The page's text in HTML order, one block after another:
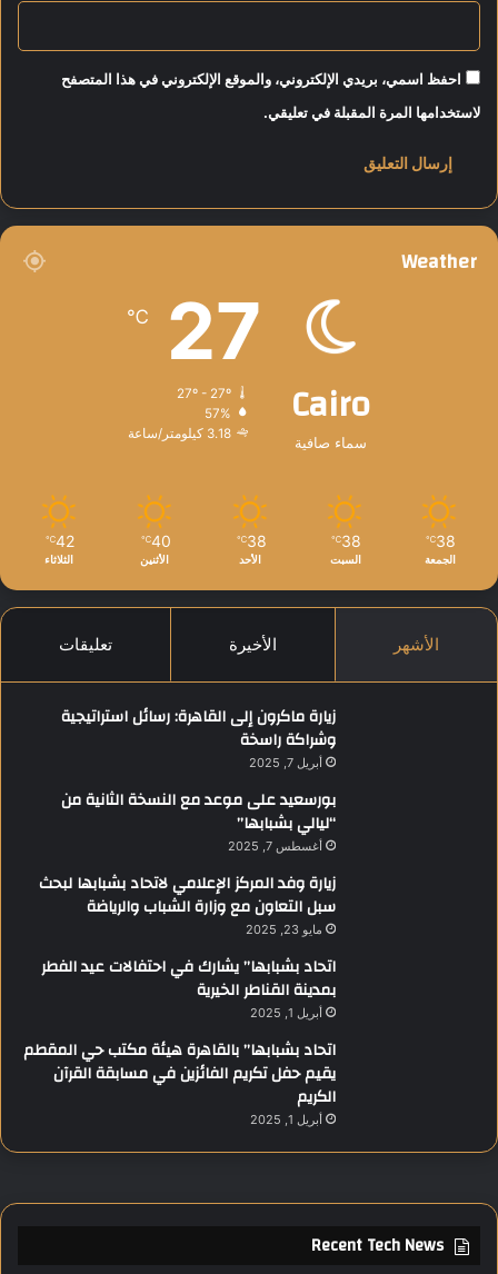
ر
ب
ة
ي
ل
ي
8
احفظ اسمي، بريدي الإلكتروني، والموقع الإلكتروني في هذا المتصفح
لاستخدامها المرة المقبلة في تعليقي.
Weather
Cairo
سماء صافية
27
℃
27º - 27º
57%
3.18 كيلومتر/ساعة
38
℃
الجمعة
38
℃
السبت
38
℃
الأحد
40
℃
الأثنين
42
℃
الثلاثاء
الأشهر الأخيرة تعليقات
زيارة ماكرون إلى القاهرة: رسائل استراتيجية
وشراكة راسخة
أبريل 7, 2025
بورسعيد على موعد مع النسخة الثانية من
“ليالي بشبابها”
أغسطس 7, 2025
زيارة وفد المركز الإعلامي لاتحاد بشبابها لبحث
سبل التعاون مع وزارة الشباب والرياضة
مايو 23, 2025
اتحاد بشبابها” يشارك في احتفالات عيد الفطر
بمدينة القناطر الخيرية
أبريل 1, 2025
اتحاد بشبابها” بالقاهرة هيئة مكتب حي المقطم
يقيم حفل تكريم الفائزين في مسابقة القرآن
الكريم
أبريل 1, 2025
Recent Tech News